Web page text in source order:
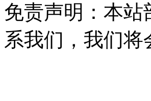
免责声明：本
系我们，我们